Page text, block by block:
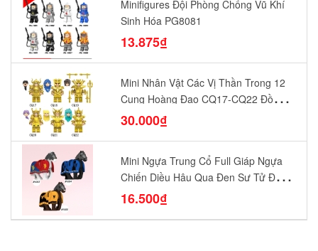
Minifigures Đội Phòng Chống Vũ Khí
Sinh Hóa PG8081
13.875₫
Mini Nhân Vật Các Vị Thần Trong 12
Cung Hoàng Đạo CQ17-CQ22 Đồ
Chơi Lắp Ráp Mô Hình Yêu Thích
30.000₫
Mini Ngựa Trung Cổ Full Giáp Ngựa
Chiến Diều Hâu Quạ Đen Sư Tử Đỏ
N1003 - N1005 Đồ Chơi Lắp Ráp Mô
16.500₫